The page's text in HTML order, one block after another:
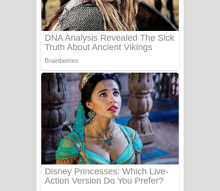
Ow Man Sosa Song Lyrics - ඔව් මං
සෝසා ගීතයේ පද පෙළ
Heavy Weight Song Lyrics
Aye Lanweela Song Lyrics - ආයේ
ලංවීලා ගීතයේ පද පෙළ
Ala purannata Song Lyrics - ආල
පුරන්නට ගීතයේ පද පෙළ
FEVER DREAM Lyrics - Alex Warren
BTS : Hooligan Lyrics